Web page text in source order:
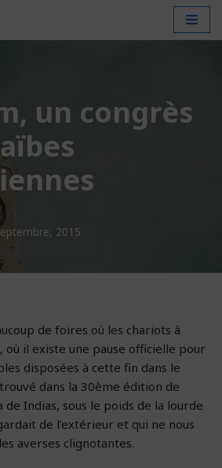
un congrès
2015
de foires où les chariots à
où il existe une pause officielle pour
disposées à cette fin dans le
trouvé dans la 30ème édition de
de Indias, sous le poids de la lourde
de l’extérieur et qui ne nous
averses clignotantes.